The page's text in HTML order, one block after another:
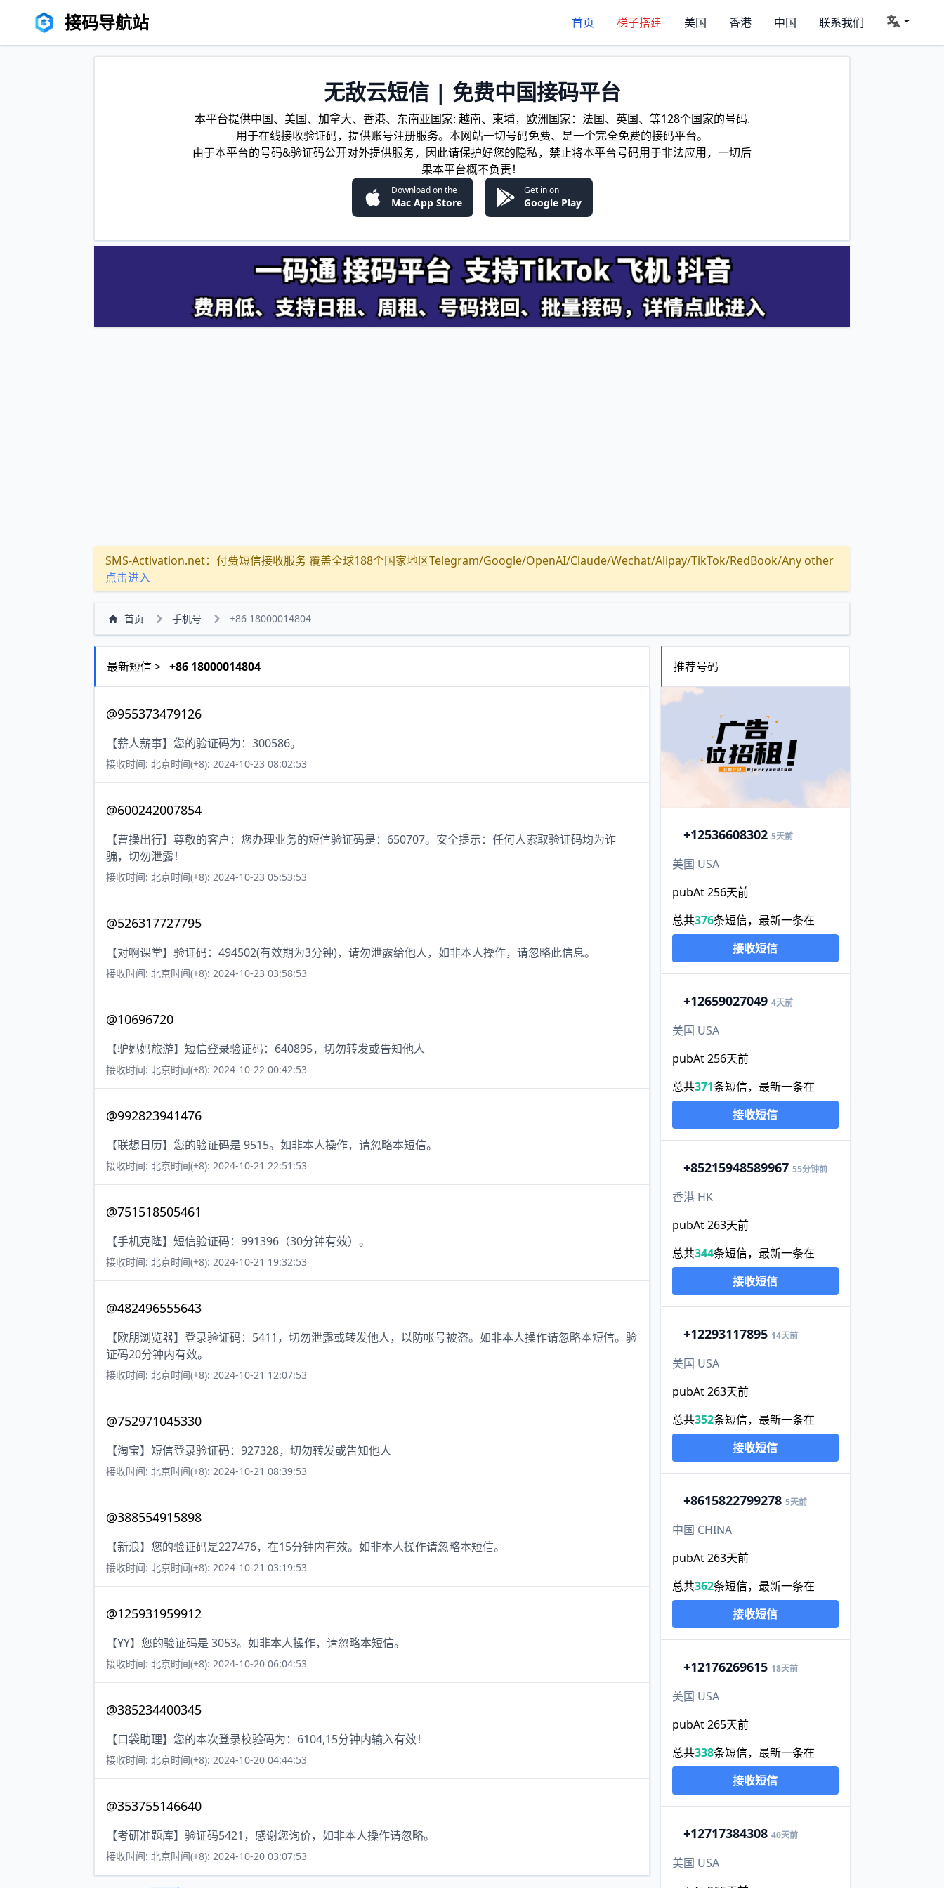
接码导航站 首页 梯子搭建 美国 香港 中国 联系我们
无敌云短信 | 免费中国接码平台
本平台提供中国、美国、加拿大、香港、东南亚国家: 越南、柬埔，欧洲国家：法国、英国、等128个国家的号码.
用于在线接收验证码，提供账号注册服务。本网站一切号码免费、是一个完全免费的接码平台。
由于本平台的号码&验证码公开对外提供服务，因此请保护好您的隐私，禁止将本平台号码用于非法应用，一切后
果本平台概不负责！
Download on the
Mac App Store
Get in on
Google Play
SMS-Activation.net：付费短信接收服务 覆盖全球188个国家地区Telegram/Google/OpenAI/Claude/Wechat/Alipay/TikTok/RedBook/Any other
点击进入
首页 手机号 +86 18000014804
最新短信 > +86 18000014804
@955373479126
【薪人薪事】您的验证码为：300586。
接收时间: 北京时间(+8): 2024-10-23 08:02:53
@600242007854
【曹操出行】尊敬的客户：您办理业务的短信验证码是：650707。安全提示：任何人索取验证码均为诈
骗，切勿泄露！
接收时间: 北京时间(+8): 2024-10-23 05:53:53
@526317727795
【对啊课堂】验证码：494502(有效期为3分钟)，请勿泄露给他人，如非本人操作，请忽略此信息。
接收时间: 北京时间(+8): 2024-10-23 03:58:53
@10696720
【驴妈妈旅游】短信登录验证码：640895，切勿转发或告知他人
接收时间: 北京时间(+8): 2024-10-22 00:42:53
@992823941476
【联想日历】您的验证码是 9515。如非本人操作，请忽略本短信。
接收时间: 北京时间(+8): 2024-10-21 22:51:53
@751518505461
【手机克隆】短信验证码：991396（30分钟有效）。
接收时间: 北京时间(+8): 2024-10-21 19:32:53
@482496555643
【欧朋浏览器】登录验证码：5411，切勿泄露或转发他人，以防帐号被盗。如非本人操作请忽略本短信。验
证码20分钟内有效。
接收时间: 北京时间(+8): 2024-10-21 12:07:53
@752971045330
【淘宝】短信登录验证码：927328，切勿转发或告知他人
接收时间: 北京时间(+8): 2024-10-21 08:39:53
@388554915898
【新浪】您的验证码是227476，在15分钟内有效。如非本人操作请忽略本短信。
接收时间: 北京时间(+8): 2024-10-21 03:19:53
@125931959912
【YY】您的验证码是 3053。如非本人操作，请忽略本短信。
接收时间: 北京时间(+8): 2024-10-20 06:04:53
@385234400345
【口袋助理】您的本次登录校验码为：6104,15分钟内输入有效！
接收时间: 北京时间(+8): 2024-10-20 04:44:53
@353755146640
【考研准题库】验证码5421，感谢您询价，如非本人操作请忽略。
接收时间: 北京时间(+8): 2024-10-20 03:07:53
推荐号码
+12536608302 5天前
美国 USA
pubAt 256天前
总共376条短信，最新一条在
接收短信
+12659027049 4天前
美国 USA
pubAt 256天前
总共371条短信，最新一条在
接收短信
+85215948589967 55分钟前
香港 HK
pubAt 263天前
总共344条短信，最新一条在
接收短信
+12293117895 14天前
美国 USA
pubAt 263天前
总共352条短信，最新一条在
接收短信
+8615822799278 5天前
中国 CHINA
pubAt 263天前
总共362条短信，最新一条在
接收短信
+12176269615 18天前
美国 USA
pubAt 265天前
总共338条短信，最新一条在
接收短信
+12717384308 40天前
美国 USA